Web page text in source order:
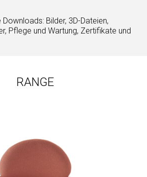
Bilder, 3D-Dateien,
Pflege und Wartung, Zertifikate und
RANGE